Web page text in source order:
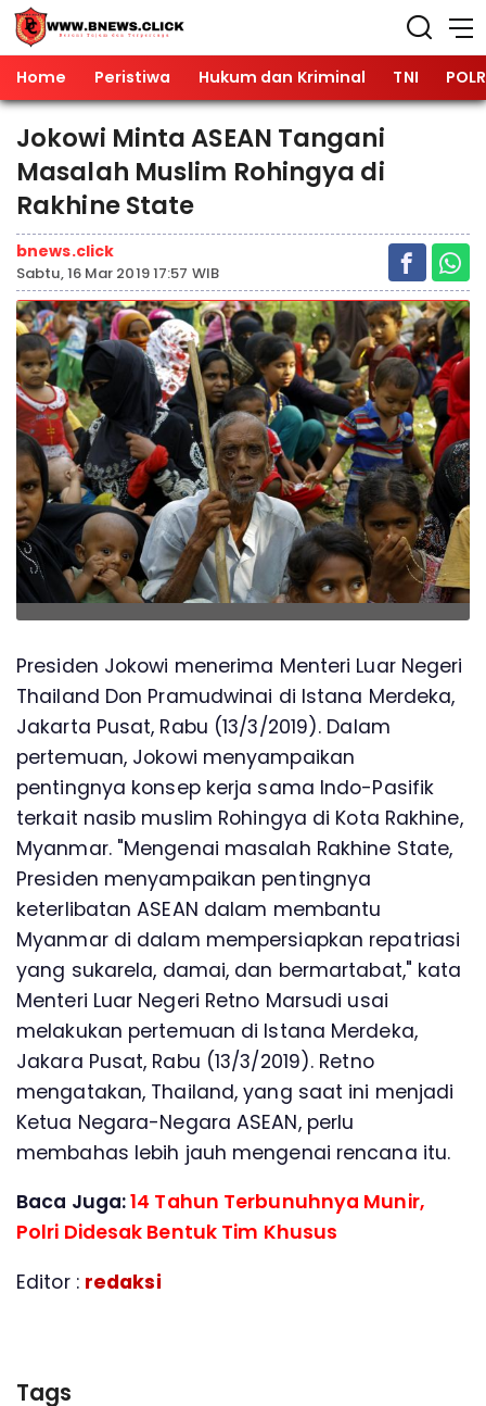
Home Peristiwa Hukum dan Kriminal TNI
Jokowi Minta ASEAN Tangani
Masalah Muslim Rohingya di
Rakhine State
bnews.click
Sabtu, 16 Mar 2019 17:57 WIB
Presiden Jokowi menerima Menteri Luar Negeri
Thailand Don Pramudwinai di Istana Merdeka,
Jakarta Pusat, Rabu (13/3/2019). Dalam
pertemuan, Jokowi menyampaikan
pentingnya konsep kerja sama Indo-Pasifik
terkait nasib muslim Rohingya di Kota Rakhine,
Myanmar. "Mengenai masalah Rakhine State,
Presiden menyampaikan pentingnya
keterlibatan ASEAN dalam membantu
Myanmar di dalam mempersiapkan repatriasi
yang sukarela, damai, dan bermartabat," kata
Menteri Luar Negeri Retno Marsudi usai
melakukan pertemuan di Istana Merdeka,
Jakara Pusat, Rabu (13/3/2019). Retno
mengatakan, Thailand, yang saat ini menjadi
Ketua Negara-Negara ASEAN, perlu
membahas lebih jauh mengenai rencana itu.
Baca Juga:14 Tahun Terbunuhnya Munir,
Polri Didesak Bentuk Tim Khusus
Editor : redaksi
Tags